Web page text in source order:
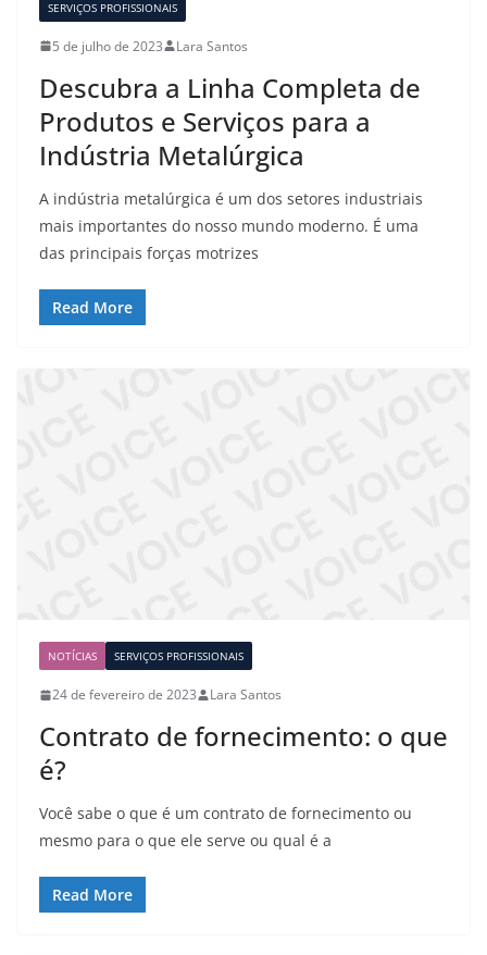
SERVIÇOS PROFISSIONAIS
5 de julho de 2023 Lara Santos
Descubra a Linha Completa de
Produtos e Serviços para a
Indústria Metalúrgica
A indústria metalúrgica é um dos setores industriais
mais importantes do nosso mundo moderno. É uma
das principais forças motrizes
Read More
NOTÍCIAS SERVIÇOS PROFISSIONAIS
24 de fevereiro de 2023 Lara Santos
Contrato de fornecimento: o que
é?
Você sabe o que é um contrato de fornecimento ou
mesmo para o que ele serve ou qual é a
Read More